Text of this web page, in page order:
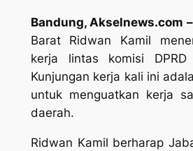
Bandung, Akselnews.com –
Barat Ridwan Kamil
kerja lintas komisi
Kunjungan kerja kali ini
untuk menguatkan kerja
daerah.
Ridwan Kamil berharap